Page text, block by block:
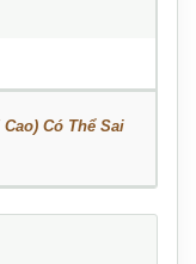
Có Thể Sai